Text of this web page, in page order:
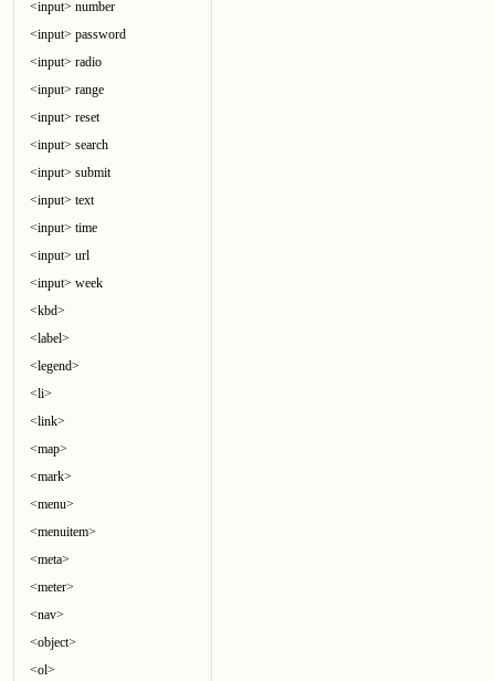
<input> number
<input> password
<input> radio
<input> range
<input> reset
<input> search
<input> submit
<input> text
<input> time
<input> url
<input> week
<kbd>
<label>
<legend>
<li>
<link>
<map>
<mark>
<menu>
<menuitem>
<meta>
<meter>
<nav>
<object>
<ol>